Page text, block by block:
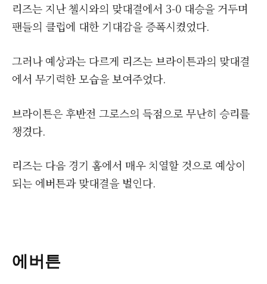
리즈는 지난 첼시와의 맞대결에서 3-0 대승을 거두며
팬들의 클럽에 대한 기대감을 증폭시켰었다.
그러나 예상과는 다르게 리즈는 브라이튼과의 맞대결
에서 무기력한 모습을 보여주었다.
브라이튼은 후반전 그로스의 득점으로 무난히 승리를
챙겼다.
리즈는 다음 경기 홈에서 매우 치열할 것으로 예상이
되는 에버튼과 맞대결을 벌인다.
에버튼